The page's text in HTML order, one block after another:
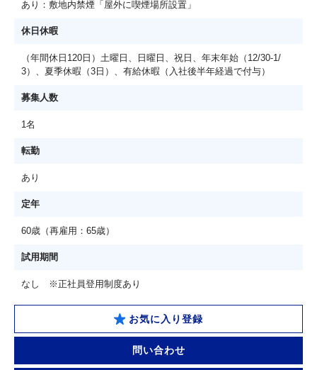
あり：敷地内禁煙「屋外に喫煙場所設置」
休日休暇
（年間休日120日）土曜日、日曜日、祝日、年末年始（12/30-1/
3）、夏季休暇（3日）、有給休暇（入社後半年経過で付与）
募集人数
1名
転勤
あり
定年
60歳（再雇用：65歳）
試用期間
なし ※正社員登用制度あり
お気に入り登録
問い合わせ